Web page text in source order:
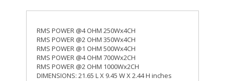
RMS POWER @4 OHM 250Wx4CH
RMS POWER @2 OHM 350Wx4CH
RMS POWER @1 OHM 500Wx4CH
RMS POWER @4 OHM 700Wx2CH
RMS POWER @2 OHM 1000Wx2CH
DIMENSIONS: 21.65 L X 9.45 W X 2.44 H inches